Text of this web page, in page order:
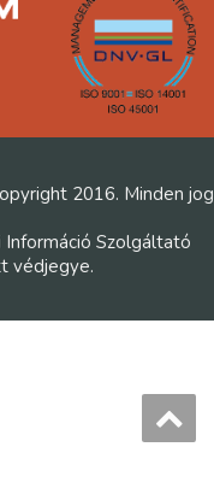
2016. Minden jog
Információ Szolgáltató
védjegye.